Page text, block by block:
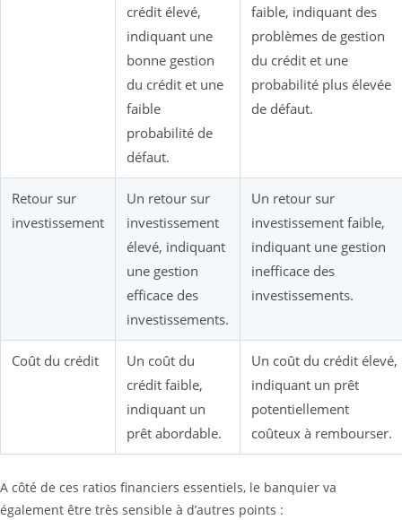
crédit élevé,
indiquant une
bonne gestion
du crédit et une
faible
probabilité de
défaut.
faible, indiquant des
problèmes de gestion
du crédit et une
probabilité plus élevée
de défaut.
Retour sur
investissement
Un retour sur
investissement
élevé, indiquant
une gestion
efficace des
investissements.
Un retour sur
investissement faible,
indiquant une gestion
inefficace des
investissements.
Coût du crédit
Un coût du
crédit faible,
indiquant un
prêt abordable.
Un coût du crédit élevé,
indiquant un prêt
potentiellement
coûteux à rembourser.
A côté de ces ratios financiers essentiels, le banquier va
également être très sensible à d’autres points :